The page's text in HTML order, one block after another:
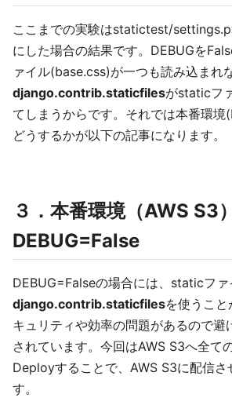
ここまでの実験はstatictest/
にした場合の結果です。DEBUGを
ァイル(base.css)が一つも読み込まれ
django.contrib.staticfilesがstaticフ
てしまうからです。それでは本番環
どうするかが以下の記事になります。
３．本番環境（AWS S3
DEBUG=False
DEBUG=Falseの場合には、staticファ
django.contrib.staticfilesを使うこ
キュリティや効率の問題があるので避
されています。今回はAWS S3へ全て
Deployすることで、AWS S3に配信さ
す。